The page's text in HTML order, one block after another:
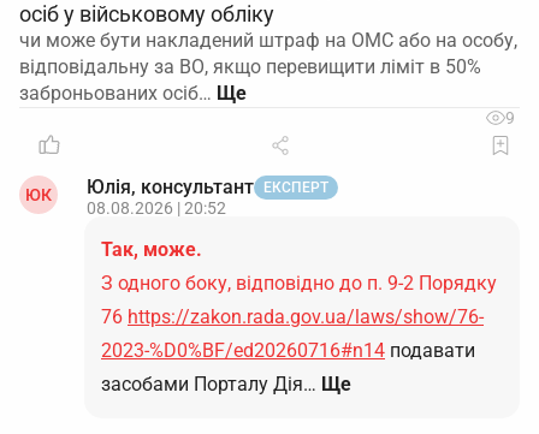
осіб у військовому обліку
чи може бути накладений штраф на ОМС або на особу,
відповідальну за ВО, якщо перевищити ліміт в 50%
заброньованих осіб…
9
ЮК Юлія, консультант ЕКСПЕРТ
08.08.2026 | 20:52
Так, може.
З одного боку, відповідно до п. 9-2 Порядку
76 https://zakon.rada.gov.ua/laws/show/76-
2023-%D0%BF/ed20260716#n14 подавати
засобами Порталу Дія… Ще